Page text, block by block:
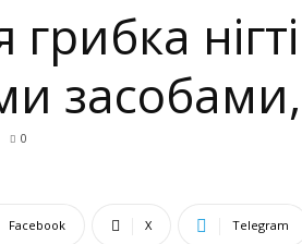
грибка
0
Facebook X Telegram